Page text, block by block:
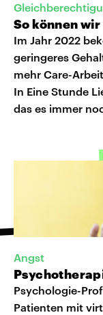
So können
Im Jahr 2022
geringeres
mehr Care-
In Eine Stunde
das es immer
Angst
Psychologie-
Patienten mit